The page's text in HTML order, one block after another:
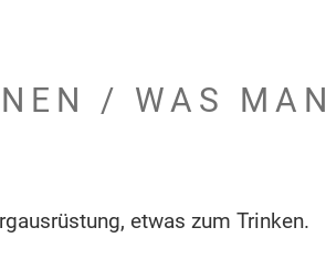
/ WAS MAN
etwas zum Trinken.